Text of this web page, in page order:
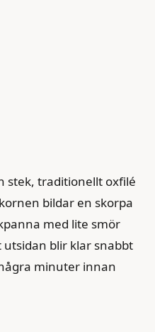
stek, traditionellt oxfilé
bildar en skorpa
med lite smör
utsidan blir klar snabbt
minuter innan